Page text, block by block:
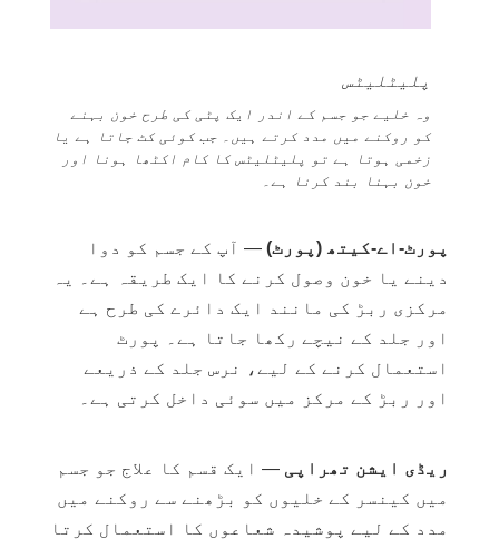
پلیٹلیٹس
وہ خلیے جو جسم کے اندر ایک پٹی کی طرح خون بہنے
کو روکنے میں مدد کرتے ہیں۔ جب کوئی کٹ جاتا ہے یا
زخمی ہوتا ہے تو پلیٹلیٹس کا کام اکٹھا ہونا اور
خون بہنا بند کرنا ہے۔
پورٹ-اے-کیتھ (پورٹ)— آپ کے جسم کو دوا
دینے یا خون وصول کرنے کا ایک طریقہ ہے۔ یہ
مرکزی ربڑ کی مانند ایک دائرے کی طرح ہے
اور جلد کے نیچے رکھا جاتا ہے۔ پورٹ
استعمال کرنے کے لیے، نرس جلد کے ذریعے
اور ربڑ کے مرکز میں سوئی داخل کرتی ہے۔
ریڈی ایشن تھراپی — ایک قسم کا علاج جو جسم
میں کینسر کے خلیوں کو بڑھنے سے روکنے میں
مدد کے لیے پوشیدہ شعاعوں کا استعمال کرتا